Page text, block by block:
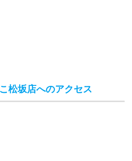
松坂店へのアクセス